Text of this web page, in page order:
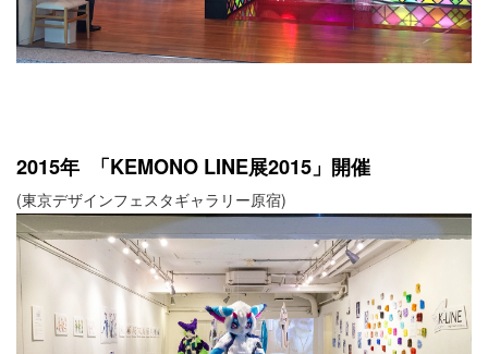
2015年 「KEMONO LINE展2015」開催
(東京デザインフェスタギャラリー原宿)